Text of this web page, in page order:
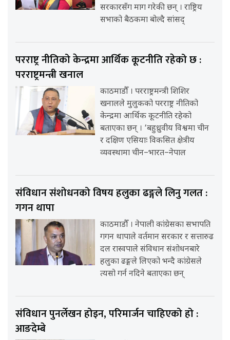
सरकारसँग माग गरेकी छन् । राष्ट्रिय
सभाको बैठकमा बोल्दै सांसद्
परराष्ट्र नीतिको केन्द्रमा आर्थिक कूटनीति रहेको छ :
परराष्ट्रमन्त्री खनाल
काठमाडौँ । परराष्ट्रमन्त्री शिशिर
खनालले मुलुकको परराष्ट्र नीतिको
केन्द्रमा आर्थिक कूटनीति रहेको
बताएका छन् । ‘बहुध्रुवीय विश्वमा चीन
र दक्षिण एसियाः विकसित क्षेत्रीय
व्यवस्थामा चीन–भारत–नेपाल
संविधान संशोधनको विषय हलुका ढङ्गले लिनु गलत :
गगन थापा
काठमाडौँ । नेपाली कांग्रेसका सभापति
गगन थापाले वर्तमान सरकार र सत्तारुढ
दल रास्वपाले संविधान संशोधनबारे
हलुका ढङ्गले लिएको भन्दै कांग्रेसले
त्यसो गर्न नदिने बताएका छन्
संविधान पुनर्लेखन होइन, परिमार्जन चाहिएको हो :
आङदेम्बे